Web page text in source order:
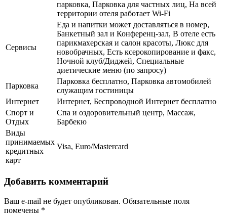
парковка, Парковка для частных лиц, На всей
территории отеля работает Wi-Fi
Сервисы
Еда и напитки может доставляться в номер,
Банкетный зал и Конференц-зал, В отеле есть
парикмахерская и салон красоты, Люкс для
новобрачных, Есть ксерокопирование и факс,
Ночной клуб/Диджей, Специальные
диетические меню (по запросу)
Парковка
Парковка бесплатно, Парковка автомобилей
служащим гостиницы
Интернет
Интернет, Беспроводной Интернет бесплатно
Спорт и
Отдых
Спа и оздоровительный центр, Массаж,
Барбекю
Виды
принимаемых
кредитных
карт
Visa, Euro/Mastercard
Добавить комментарий
Ваш e-mail не будет опубликован. Обязательные поля
помечены *